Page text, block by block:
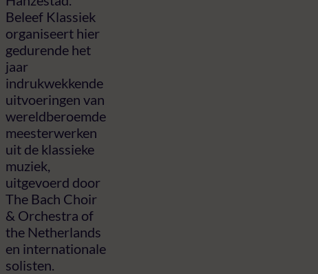
Beleef Klassiek
organiseert hier
gedurende het
jaar
indrukwekkende
uitvoeringen van
wereldberoemde
meesterwerken
uit de klassieke
muziek,
uitgevoerd door
The Bach Choir
& Orchestra of
the Netherlands
en internationale
solisten.